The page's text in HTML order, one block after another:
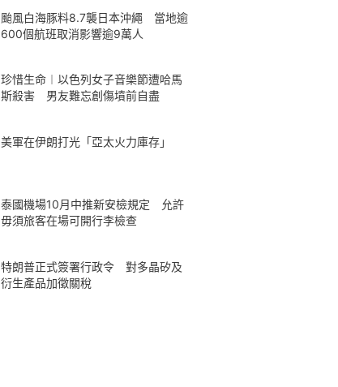
颱風白海豚料8.7襲日本沖繩 當地逾
600個航班取消影響逾9萬人
珍惜生命︱以色列女子音樂節遭哈馬
斯殺害 男友難忘創傷墳前自盡
美軍在伊朗打光「亞太火力庫存」
泰國機場10月中推新安檢規定 允許
毋須旅客在場可開行李檢查
特朗普正式簽署行政令 對多晶矽及
衍生產品加徵關稅